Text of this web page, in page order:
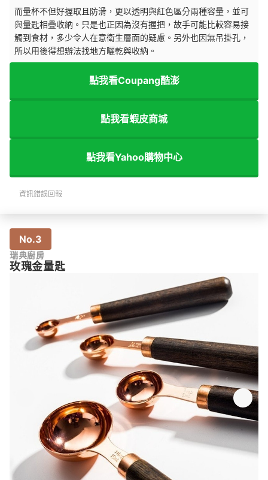
而量杯不但好握取且防滑，更以透明與紅色區分兩種容量，並可
與量匙相疊收納。只是也正因為沒有握把，故手可能比較容易接
觸到食材，多少令人在意衛生層面的疑慮。另外也因無吊掛孔，
所以用後得想辦法找地方曬乾與收納。
點我看Coupang酷澎
點我看蝦皮商城
點我看Yahoo購物中心
資訊錯誤回報
No.3
瑞典廚房
玫瑰金量匙